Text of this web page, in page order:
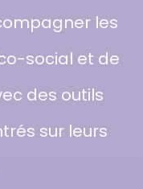
les
social et de
des outils
sur leurs